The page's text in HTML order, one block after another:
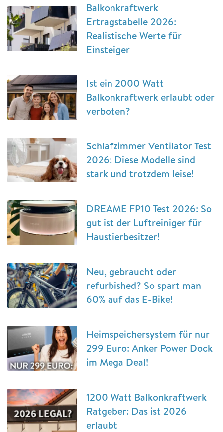
Balkonkraftwerk
Ertragstabelle 2026:
Realistische Werte für
Einsteiger
Ist ein 2000 Watt
Balkonkraftwerk erlaubt oder
verboten?
Schlafzimmer Ventilator Test
2026: Diese Modelle sind
stark und trotzdem leise!
DREAME FP10 Test 2026: So
gut ist der Luftreiniger für
Haustierbesitzer!
Neu, gebraucht oder
refurbished? So spart man
60% auf das E-Bike!
Heimspeichersystem für nur
299 Euro: Anker Power Dock
im Mega Deal!
1200 Watt Balkonkraftwerk
Ratgeber: Das ist 2026
erlaubt